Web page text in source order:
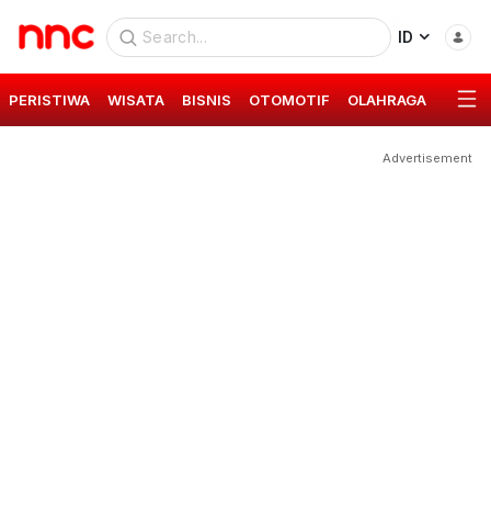
ID
PERISTIWA WISATA BISNIS OTOMOTIF OLAHRAGA GAYA
Advertisement